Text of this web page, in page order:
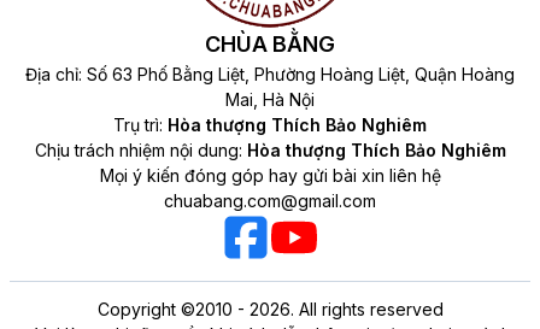
CHÙA BẰNG
Địa chỉ: Số 63 Phố Bằng Liệt, Phường Hoàng Liệt, Quận Hoàng
Mai, Hà Nội
Trụ trì: Hòa thượng Thích Bảo Nghiêm
Chịu trách nhiệm nội dung: Hòa thượng Thích Bảo Nghiêm
Mọi ý kiến đóng góp hay gửi bài xin liên hệ
chuabang.com@gmail.com
Copyright ©2010 - 2026. All rights reserved